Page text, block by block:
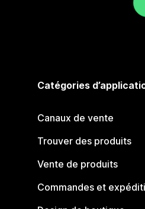
Catégories
Canaux de vente
Trouver des produits
Vente de produits
Commandes et